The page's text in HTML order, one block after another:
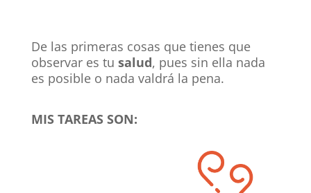
De las primeras cosas que tienes que
observar es tu salud, pues sin ella nada
es posible o nada valdrá la pena.
MIS TAREAS SON: